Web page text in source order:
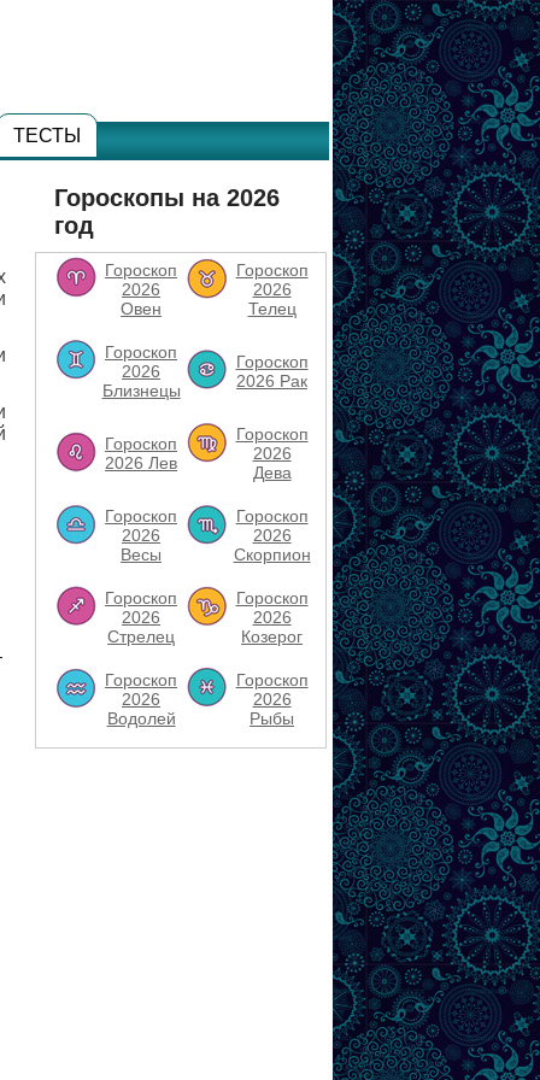
ТЕСТЫ
Гороскопы на 2026
год
Гороскоп
2026
Овен
Гороскоп
2026
Телец
Гороскоп
2026
Близнецы
Гороскоп
2026 Рак
Гороскоп
2026 Лев
Гороскоп
2026
Дева
Гороскоп
2026
Весы
Гороскоп
2026
Скорпион
Гороскоп
2026
Стрелец
Гороскоп
2026
Козерог
Гороскоп
2026
Водолей
Гороскоп
2026
Рыбы